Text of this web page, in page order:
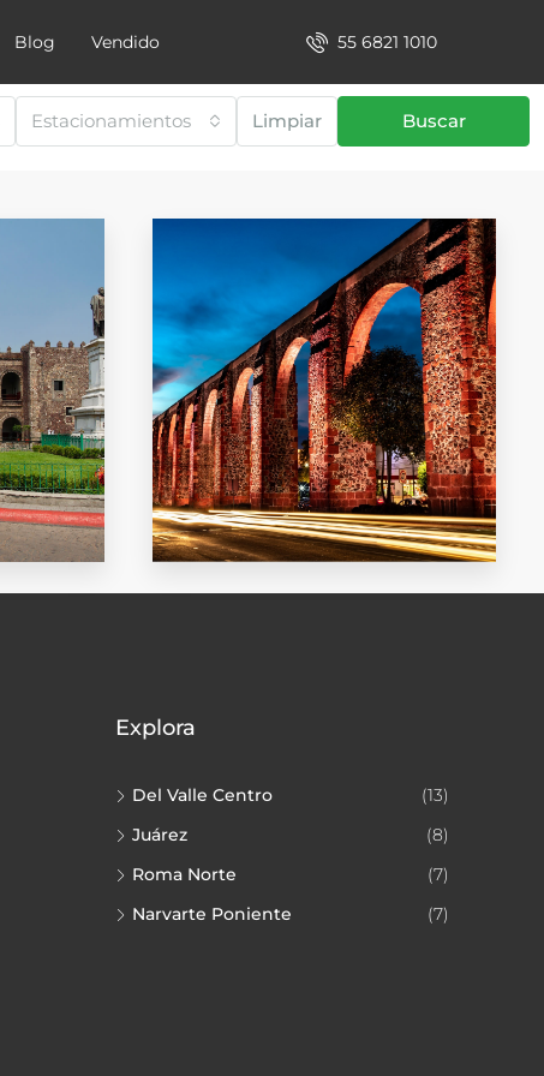
Blog Vendido 55 6821 1010
Estacionamientos Limpiar Buscar
Querétaro
EXPLORAR
Explora
Del Valle Centro
(13)
Juárez
(8)
Roma Norte
(7)
Narvarte Poniente
(7)